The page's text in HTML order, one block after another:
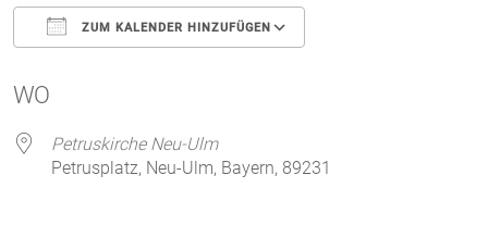
ZUM KALENDER HINZUFÜGEN
WO
Petruskirche Neu-Ulm
Petrusplatz, Neu-Ulm, Bayern, 89231